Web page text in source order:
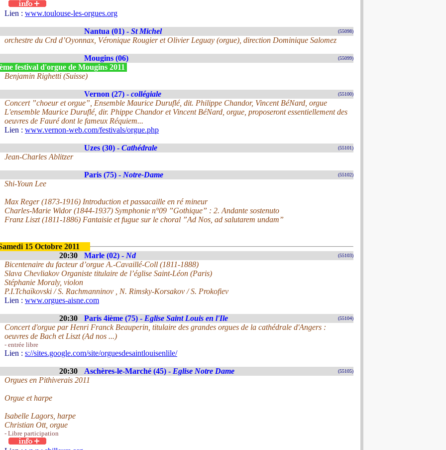
Lien : www.toulouse-les-orgues.org
Nantua (01) - St Michel (55098)
orchestre du Crd d’Oyonnax, Véronique Rougier et Olivier Leguay (orgue), direction Dominique Salomez
Mougins (06) (55099)
festival d'orgue de Mougins 2011
Benjamin Righetti (Suisse)
Vernon (27) - collégiale (55100)
Concert ”choeur et orgue”, Ensemble Maurice Duruflé, dit. Philippe Chandor, Vincent BéNard, orgue
L'ensemble Maurice Duruflé, dir. Phippe Chandor et Vincent BéNard, orgue, proposeront essentiellement des
oeuvres de Fauré dont le fameux Réquiem...
Lien : www.vernon-web.com/festivals/orgue.php
Uzes (30) - Cathédrale (55101)
Jean-Charles Ablitzer
Paris (75) - Notre-Dame (55102)
Shi-Youn Lee
Max Reger (1873-1916) Introduction et passacaille en ré mineur
Charles-Marie Widor (1844-1937) Symphonie n°09 ”Gothique” : 2. Andante sostenuto
Franz Liszt (1811-1886) Fantaisie et fugue sur le choral ”Ad Nos, ad salutarem undam”
15 Octobre 2011
20:30
Marle (02) - Nd (55103)
Bicentenaire du facteur d’orgue A.-Cavaillé-Coll (1811-1888)
Slava Chevliakov Organiste titulaire de l’église Saint-Léon (Paris)
Stéphanie Moraly, violon
P.I.Tchaïkovski / S. Rachmanninov , N. Rimsky-Korsakov / S. Prokofiev
Lien : www.orgues-aisne.com
20:30 Paris 4ième (75) - Eglise Saint Louis en l'Ile (55104)
Concert d'orgue par Henri Franck Beauperin, titulaire des grandes orgues de la cathédrale d'Angers :
oeuvres de Bach et Liszt (Ad nos ...)
- entrée libre
Lien : s://sites.google.com/site/orguesdesaintlouisenlile/
20:30 Aschères-le-Marché (45) - Eglise Notre Dame (55105)
Orgues en Pithiverais 2011
Orgue et harpe
Isabelle Lagors, harpe
Christian Ott, orgue
- Libre participation